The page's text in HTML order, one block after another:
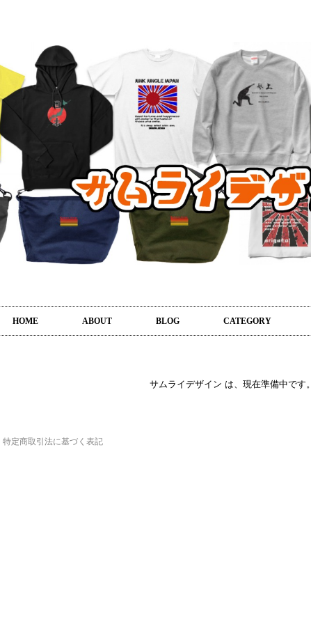
HOME ABOUT BLOG CATEGORY
サムライデザイン は、現在準備中です。
特定商取引法に基づく表記